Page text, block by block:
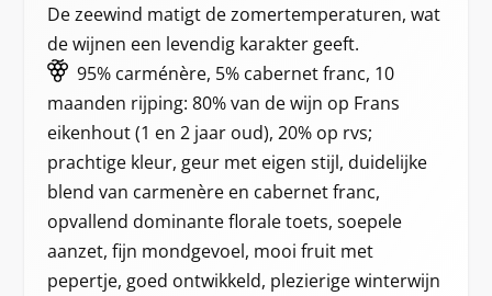
De zeewind matigt de zomertemperaturen, wat
de wijnen een levendig karakter geeft.
95% carménère, 5% cabernet franc, 10
maanden rijping: 80% van de wijn op Frans
eikenhout (1 en 2 jaar oud), 20% op rvs;
prachtige kleur, geur met eigen stijl, duidelijke
blend van carmenère en cabernet franc,
opvallend dominante florale toets, soepele
aanzet, fijn mondgevoel, mooi fruit met
pepertje, goed ontwikkeld, plezierige winterwijn